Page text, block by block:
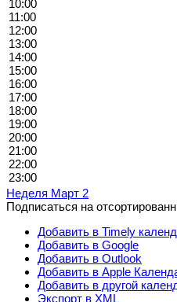
10:00
11:00
12:00
13:00
14:00
15:00
16:00
17:00
18:00
19:00
20:00
21:00
22:00
23:00
Неделя Март 2
Подписаться на
Добавить в Timely
Добавить в Google
Добавить в Outlook
Добавить в Apple
Добавить в другой
Экспорт в XML